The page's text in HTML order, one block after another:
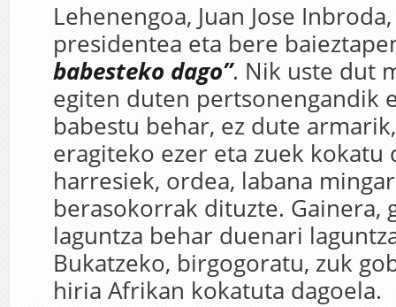
Lehenengoa, Juan Jose
presidentea eta bere
babesteko dago”. Nik uste dut
egiten duten pertsonengandik
babestu behar, ez dute
eragiteko ezer eta zuek kokatu
harresiek, ordea, labana
berasokorrak dituzte. Gainera,
laguntza behar duenari
Bukatzeko, birgogoratu, zuk
hiria Afrikan kokatuta dagoela.